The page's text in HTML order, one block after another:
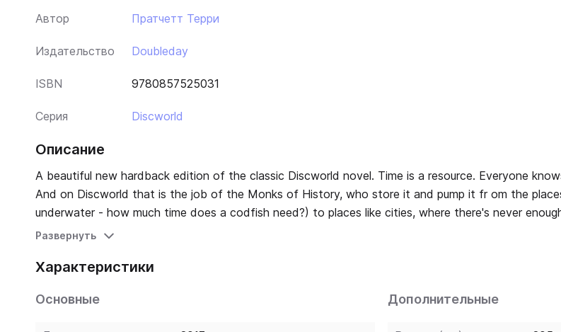
Автор Пратчетт Терри
Издательство Doubleday
ISBN 9780857525031
Серия Discworld
Описание
A beautiful new hardback edition of the classic Discworld novel. Time is a resource. Everyone knows it has to be managed.
And on Discworld that is the job of the Monks of History, who store it and pump it fr om the
underwater - how much time does a codfish need?) to places like cities, where there's never enough time.
construction of the world's first truly accurate clock starts a race against, well, time for Lu Tze and
Развернуть
Характеристики
Основные Дополнительные